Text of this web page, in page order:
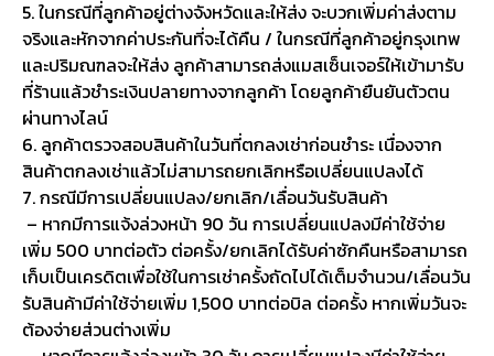
5. ในกรณีที่ลูกค้าอยู่ต่างจังหวัดและให้ส่ง จะบวกเพิ่มค่าส่งตาม
จริงและหักจากค่าประกันที่จะได้คืน / ในกรณีที่ลูกค้าอยู่กรุงเทพ
และปริมณฑลจะให้ส่ง ลูกค้าสามารถส่งแมสเซ็นเจอร์ให้เข้ามารับ
ที่ร้านแล้วชำระเงินปลายทางจากลูกค้า โดยลูกค้ายืนยันตัวตน
ผ่านทางไลน์
6. ลูกค้าตรวจสอบสินค้าในวันที่ตกลงเช่าก่อนชำระ เนื่องจาก
สินค้าตกลงเช่าแล้วไม่สามารถยกเลิกหรือเปลี่ยนแปลงได้
7. กรณีมีการเปลี่ยนแปลง/ยกเลิก/เลื่อนวันรับสินค้า
– หากมีการแจ้งล่วงหน้า 90 วัน การเปลี่ยนแปลงมีค่าใช้จ่าย
เพิ่ม 500 บาทต่อตัว ต่อครั้ง/ยกเลิกได้รับค่าซักคืนหรือสามารถ
เก็บเป็นเครดิตเพื่อใช้ในการเช่าครั้งถัดไปได้เต็มจำนวน/เลื่อนวัน
รับสินค้ามีค่าใช้จ่ายเพิ่ม 1,500 บาทต่อบิล ต่อครั้ง หากเพิ่มวันจะ
ต้องจ่ายส่วนต่างเพิ่ม